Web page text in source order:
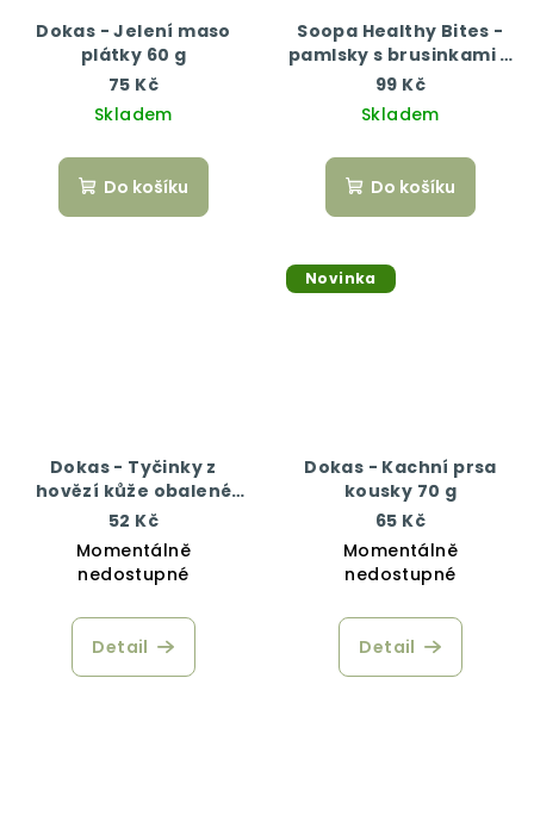
Dokas - Jelení maso
plátky 60 g
75 Kč
Skladem
Do košíku
Soopa Healthy Bites -
pamlsky s brusinkami a
batáty 50 g
99 Kč
Skladem
Do košíku
Dokas - Tyčinky z
hovězí kůže obalené
kachním 50 g
52 Kč
Momentálně
nedostupné
Detail
Novinka
Dokas - Kachní prsa
kousky 70 g
65 Kč
Momentálně
nedostupné
Detail